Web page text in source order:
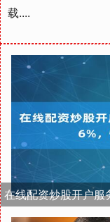
载....